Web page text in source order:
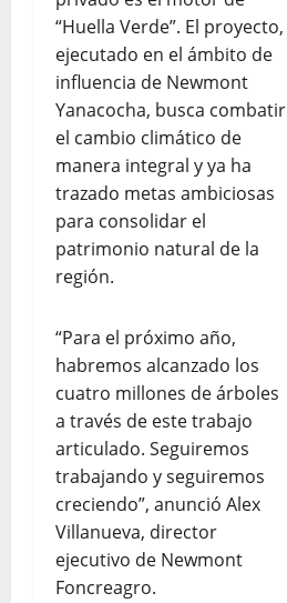
“Huella Verde”. El proyecto,
ejecutado en el ámbito de
influencia de Newmont
Yanacocha, busca combatir
el cambio climático de
manera integral y ya ha
trazado metas ambiciosas
para consolidar el
patrimonio natural de la
región.
“Para el próximo año,
habremos alcanzado los
cuatro millones de árboles
a través de este trabajo
articulado. Seguiremos
trabajando y seguiremos
creciendo”, anunció Alex
Villanueva, director
ejecutivo de Newmont
Foncreagro.